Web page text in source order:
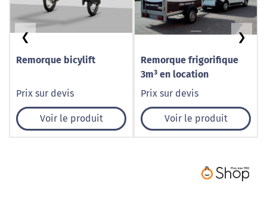
Remorque bicylift
Prix sur devis
Voir le produit
Remorque frigorifique
3m³ en location
Prix sur devis
Voir le produit
❮ ❯